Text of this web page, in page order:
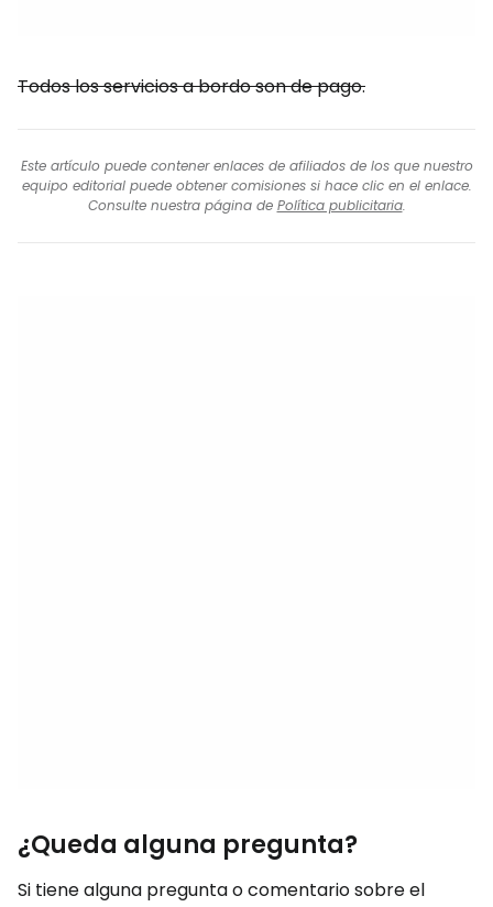
Todos los servicios a bordo son de pago.
Este artículo puede contener enlaces de afiliados de los que nuestro
equipo editorial puede obtener comisiones si hace clic en el enlace.
Consulte nuestra página de Política publicitaria.
¿Queda alguna pregunta?
Si tiene alguna pregunta o comentario sobre el